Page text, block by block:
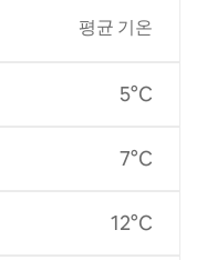
평균 기온
5°C
7°C
12°C